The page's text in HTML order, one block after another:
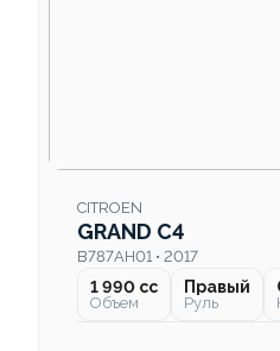
CITROEN
GRAND C4
B787AH01 • 2017
1 990 cc
Объем
Правый
Руль